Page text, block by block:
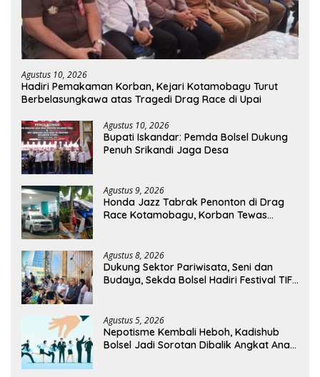
Agustus 10, 2026
Hadiri Pemakaman Korban, Kejari Kotamobagu Turut
Berbelasungkawa atas Tragedi Drag Race di Upai
Agustus 10, 2026
Bupati Iskandar: Pemda Bolsel Dukung
Penuh Srikandi Jaga Desa
Agustus 9, 2026
Honda Jazz Tabrak Penonton di Drag
Race Kotamobagu, Korban Tewas
Agustus 8, 2026
Dukung Sektor Pariwisata, Seni dan
Budaya, Sekda Bolsel Hadiri Festival TIFF
Agustus 5, 2026
Nepotisme Kembali Heboh, Kadishub
Bolsel Jadi Sorotan Dibalik Angkat Anak